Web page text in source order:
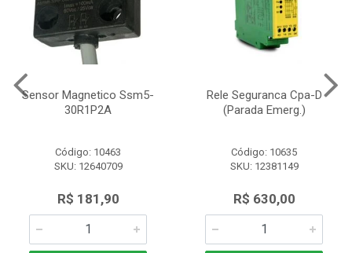
Sensor Magnetico Ssm5-
30R1P2A
Código: 10463
SKU: 12640709
R$ 181,90
Rele Seguranca Cpa-D
(Parada Emerg.)
Código: 10635
SKU: 12381149
R$ 630,00